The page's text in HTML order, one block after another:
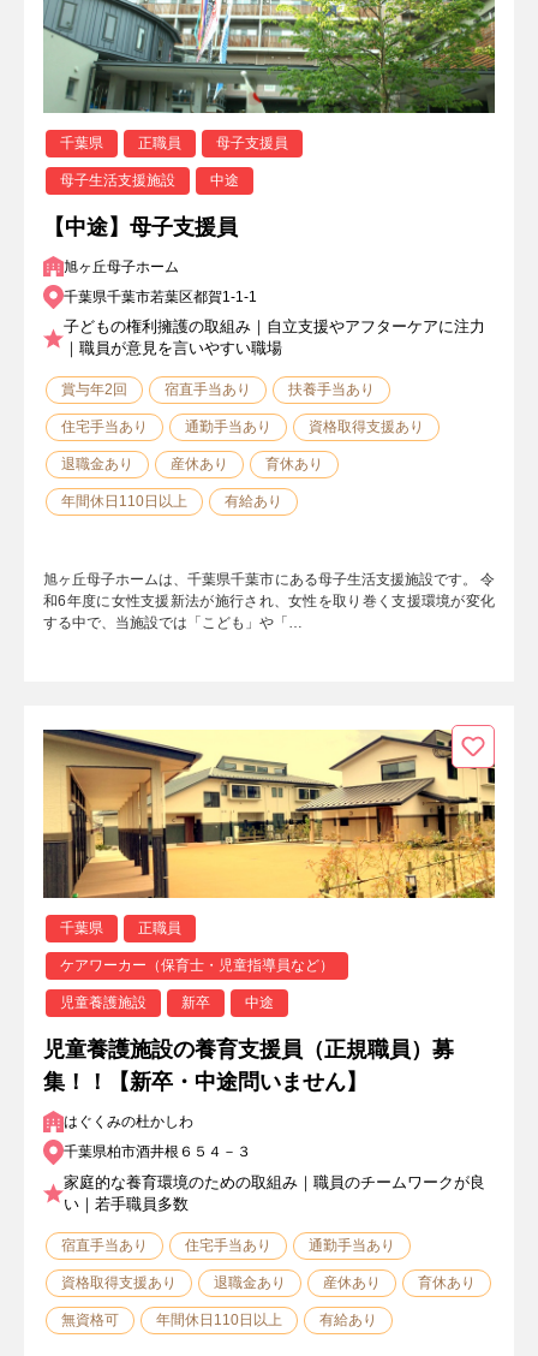
千葉県 正職員 母子支援員
母子生活支援施設 中途
【中途】母子支援員
旭ヶ丘母子ホーム
千葉県千葉市若葉区都賀1-1-1
子どもの権利擁護の取組み｜自立支援やアフターケアに注力
｜職員が意見を言いやすい職場
賞与年2回 宿直手当あり 扶養手当あり
住宅手当あり 通勤手当あり 資格取得支援あり
退職金あり 産休あり 育休あり
年間休日110日以上 有給あり
旭ヶ丘母子ホームは、千葉県千葉市にある母子生活支援施設です。 令
和6年度に女性支援新法が施行され、女性を取り巻く支援環境が変化
する中で、当施設では「こども」や「…
千葉県 正職員
ケアワーカー（保育士・児童指導員など）
児童養護施設 新卒 中途
児童養護施設の養育支援員（正規職員）募
集！！【新卒・中途問いません】
はぐくみの杜かしわ
千葉県柏市酒井根６５４－３
家庭的な養育環境のための取組み｜職員のチームワークが良
い｜若手職員多数
宿直手当あり 住宅手当あり 通勤手当あり
資格取得支援あり 退職金あり 産休あり 育休あり
無資格可 年間休日110日以上 有給あり